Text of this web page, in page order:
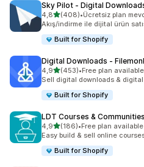
Sky Pilot ‑ Digital
4,85 yıldız üzerinden
(408)
toplam 408 değerlendirme
•Ücretsiz plan
Akış/indirme ile dijital ürün
Built for Shopify
Digital Downloads ‑
4,95 yıldız üzerinden
(453)
toplam 453 değerlendirme
•Free plan available
Sell digital downloads &
Built for Shopify
LDT Courses & Communities
4,95 yıldız üzerinden
(186)
toplam 186 değerlendirme
•Free plan available
Easy build & sell online
Built for Shopify